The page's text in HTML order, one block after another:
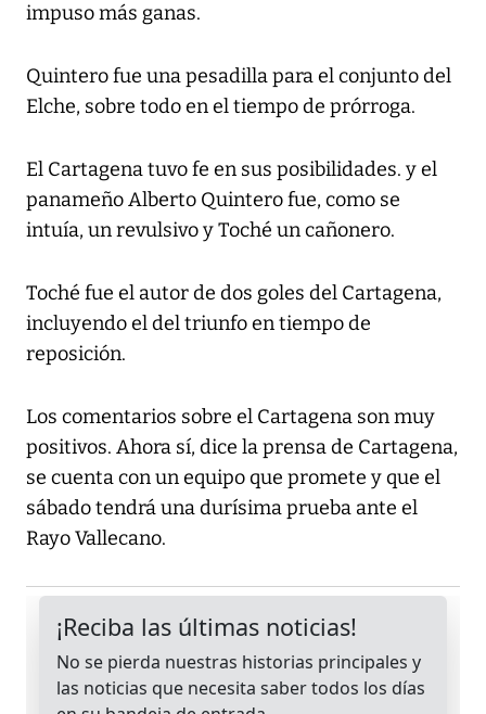
impuso más ganas.
Quintero fue una pesadilla para el conjunto del
Elche, sobre todo en el tiempo de prórroga.
El Cartagena tuvo fe en sus posibilidades. y el
panameño Alberto Quintero fue, como se
intuía, un revulsivo y Toché un cañonero.
Toché fue el autor de dos goles del Cartagena,
incluyendo el del triunfo en tiempo de
reposición.
Los comentarios sobre el Cartagena son muy
positivos. Ahora sí, dice la prensa de Cartagena,
se cuenta con un equipo que promete y que el
sábado tendrá una durísima prueba ante el
Rayo Vallecano.